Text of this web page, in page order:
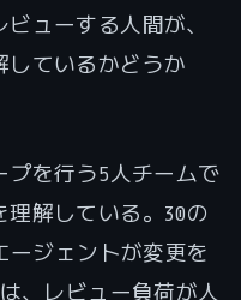
ューする人間が、
しているかどうか
プを行う5人チームで
解している。30の
ージェントが変更を
、レビュー負荷が人